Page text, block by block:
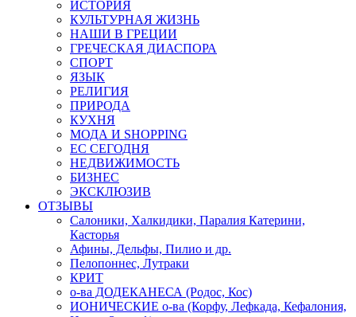
ИСТОРИЯ
КУЛЬТУРНАЯ ЖИЗНЬ
НАШИ В ГРЕЦИИ
ГРЕЧЕСКАЯ ДИАСПОРА
СПОРТ
ЯЗЫК
РЕЛИГИЯ
ПРИРОДА
КУХНЯ
МОДА И SHOPPING
ЕС СЕГОДНЯ
НЕДВИЖИМОСТЬ
БИЗНЕС
ЭКСКЛЮЗИВ
ОТЗЫВЫ
Салоники, Халкидики, Паралия Катерини,
Касторья
Афины, Дельфы, Пилио и др.
Пелопоннес, Лутраки
КРИТ
о-ва ДОДЕКАНЕСА (Родос, Кос)
ИОНИЧЕСКИЕ о-ва (Корфу, Лефкада, Кефалония,